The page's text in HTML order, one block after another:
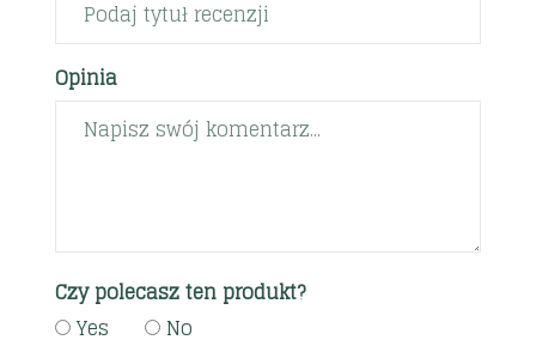
Opinia
Czy polecasz ten produkt?
Yes
No